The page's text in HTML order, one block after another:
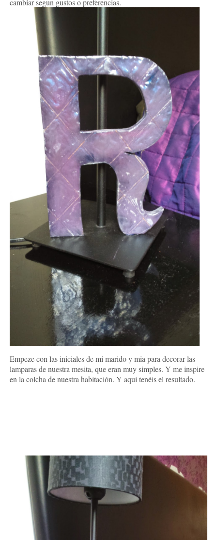
cambiar segun gustos o preferencias.
Empeze con las iniciales de mi marido y mia para decorar las
lamparas de nuestra mesita, que eran muy simples. Y me inspire
en la colcha de nuestra habitación. Y aqui tenéis el resultado.